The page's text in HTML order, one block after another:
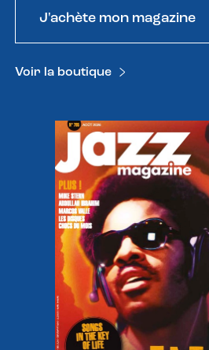
J'achète mon magazine
Voir la boutique